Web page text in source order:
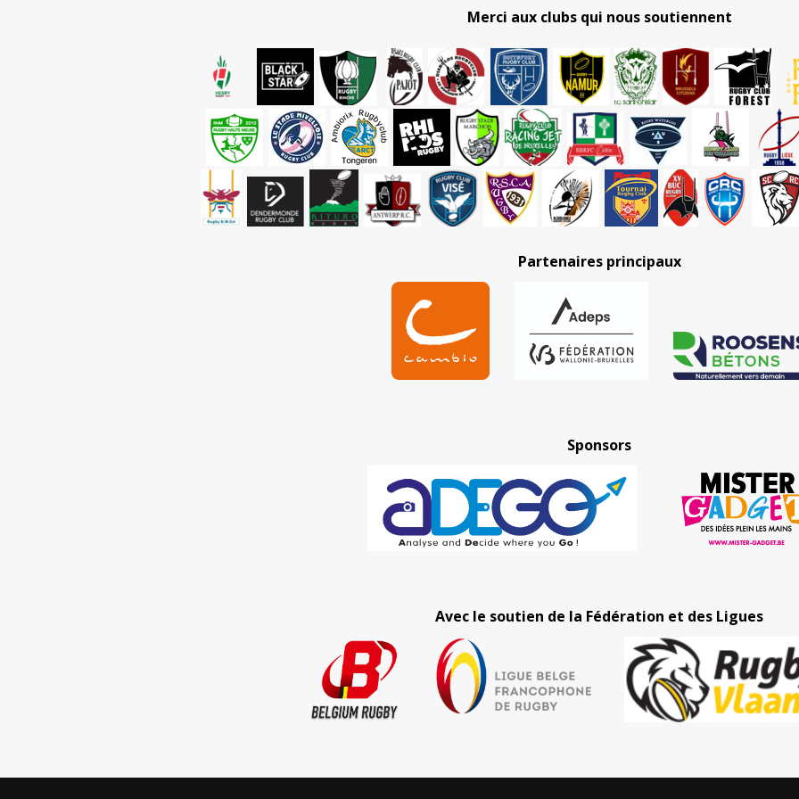
Merci aux clubs qui nous soutiennent
Partenaires principaux
Sponsors
Avec le soutien de la Fédération et des Ligues